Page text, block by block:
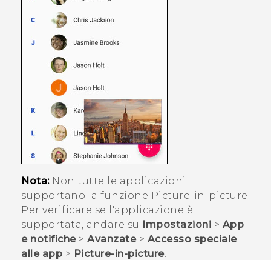
Nota:Non tutte le applicazioni
supportano la funzione Picture-in-picture.
Per verificare se l'applicazione è
supportata, andare su Impostazioni > App
e notifiche> Avanzate> Accesso speciale
alle app > Picture-in-picture.